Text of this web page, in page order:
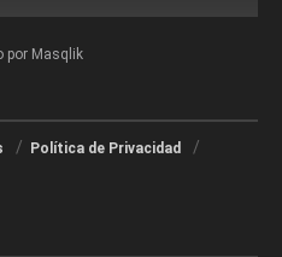
por Masqlik
Política de Privacidad